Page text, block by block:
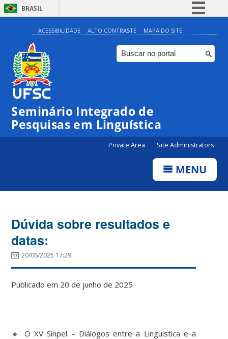
BRASIL
Simplifique!
Comunica BR
Participe
Canais
ACESSIBILIDADE ALTO CONTRASTE MAPA DO SITE
Seminário Integrado de
Pesquisas em Linguística
Private Area Site Administrators
MENU
Dúvida sobre resultados e
datas:
20/06/2025 17:29
Publicado em 20 de junho de 2025
🔸 O XV Sinpel – Diálogos entre a Linguística e a